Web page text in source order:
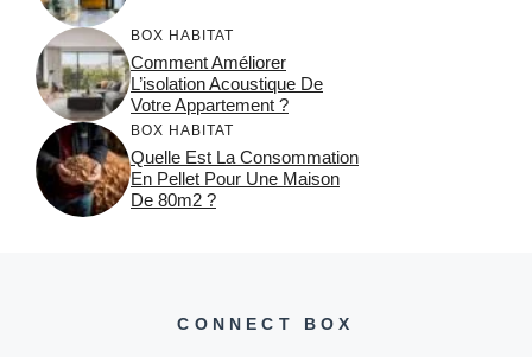
BOX HABITAT
Comment Améliorer
L’isolation Acoustique De
Votre Appartement ?
BOX HABITAT
Quelle Est La Consommation
En Pellet Pour Une Maison
De 80m2 ?
CONNECT BOX